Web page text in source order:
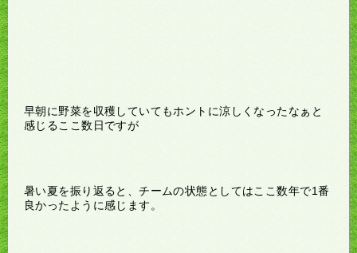
早朝に野菜を収穫していてもホントに涼しくなったなぁと
感じるここ数日ですが
暑い夏を振り返ると、チームの状態としてはここ数年で1番
良かったように感じます。